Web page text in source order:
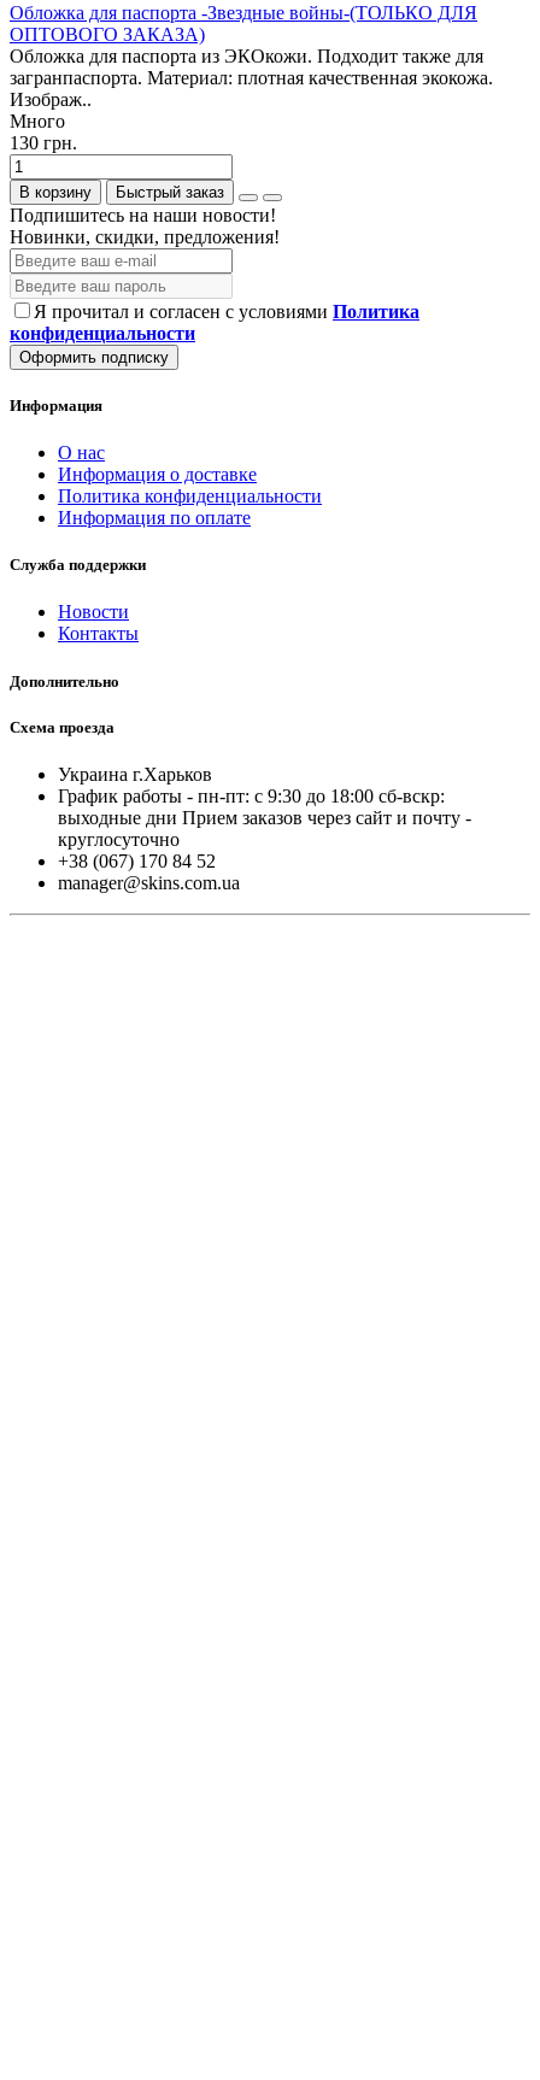
Обложка для паспорта -Звездные войны-(ТОЛЬКО ДЛЯ
ОПТОВОГО ЗАКАЗА)
Обложка для паспорта из ЭКОкожи. Подходит также для
загранпаспорта. Материал: плотная качественная экокожа.
Изображ..
Много
130 грн.
В корзину Быстрый заказ
Подпишитесь на наши новости!
Новинки, скидки, предложения!
Я прочитал и согласен с условиями Политика
конфиденциальности
Оформить подписку
Информация
О нас
Информация о доставке
Политика конфиденциальности
Информация по оплате
Служба поддержки
Новости
Контакты
Дополнительно
Схема проезда
Украина г.Харьков
График работы - пн-пт: с 9:30 до 18:00 cб-вскр:
выходные дни Прием заказов через сайт и почту -
круглосуточно
+38 (067) 170 84 52
manager@skins.com.ua